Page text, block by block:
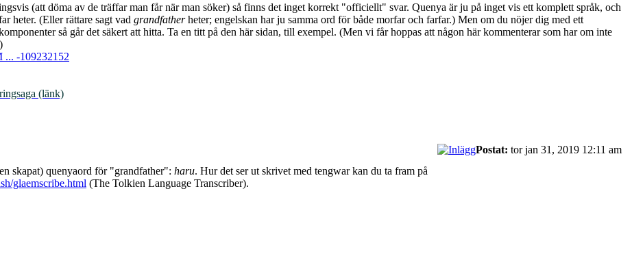
(att döma av de träffar man får när man söker) så finns det inget korrekt "officiellt" svar. Quenya är ju på inget vis ett komplett språk, och
heter. (Eller rättare sagt vad grandfatherheter; engelskan har ju samma ord för både morfar och farfar.) Men om du nöjer dig med ett
så går det säkert att hitta. Ta en titt på den här sidan, till exempel. (Men vi får hoppas att någon här kommenterar som har om inte
... -109232152
(länk)
Postat: tor jan 31, 2019 12:11 am
skapat) quenyaord för "grandfather": haru. Hur det ser ut skrivet med tengwar kan du ta fram på
glaemscribe.html (The Tolkien Language Transcriber).